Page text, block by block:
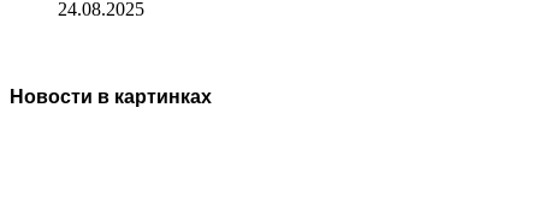
24.08.2025
Новости в картинках